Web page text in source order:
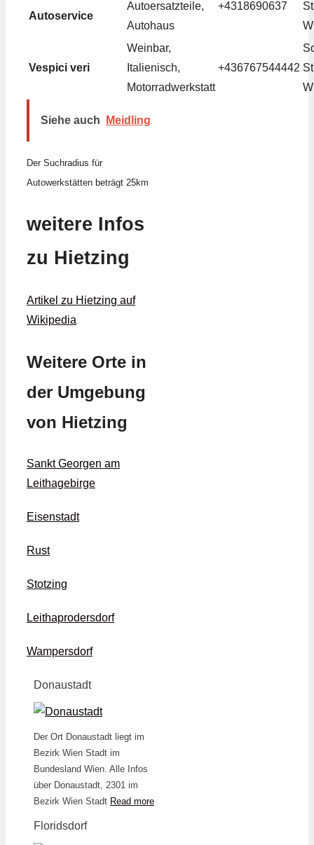
Autoservice
Autoersatzteile,
Autohaus
+4318690637
Vespici veri
Weinbar,
Italienisch,
Motorradwerkstatt
+436767544442
Siehe auch Meidling
Der Suchradius für
Autowerkstätten beträgt 25km
weitere Infos
zu Hietzing
Artikel zu Hietzing auf
Wikipedia
Weitere Orte in
der Umgebung
von Hietzing
Sankt Georgen am
Leithagebirge
Eisenstadt
Rust
Stotzing
Leithaprodersdorf
Wampersdorf
Donaustadt
Der Ort Donaustadt liegt im
Bezirk Wien Stadt im
Bundesland Wien. Alle Infos
über Donaustadt, 2301 im
Bezirk Wien Stadt Read more
Floridsdorf